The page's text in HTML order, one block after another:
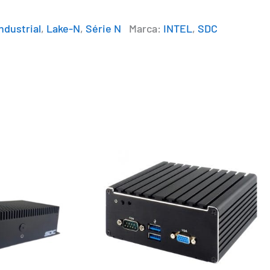
, Lake-N, Série N Marca: INTEL, SDC